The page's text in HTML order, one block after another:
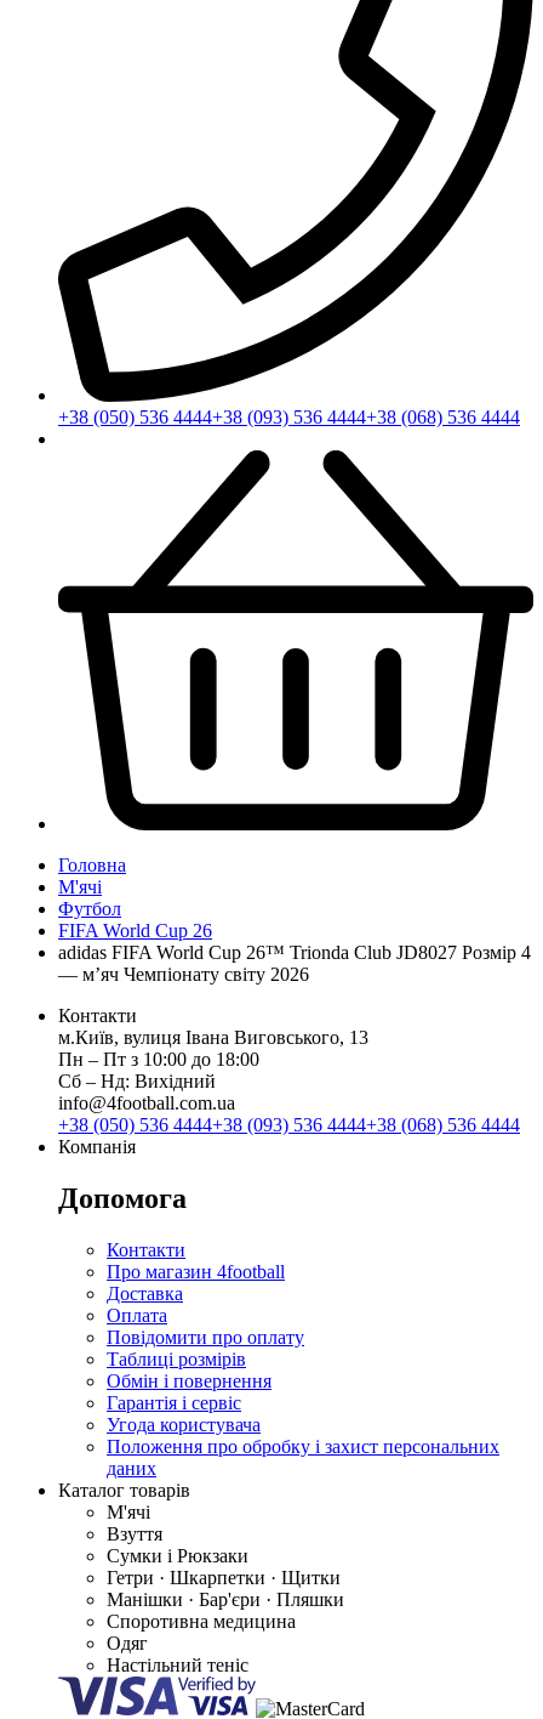
+38 (050) 536 4444+38 (093) 536 4444+38 (068) 536 4444
Головна
М'ячі
Футбол
FIFA World Cup 26
adidas FIFA World Cup 26™ Trionda Club JD8027 Розмір 4
— м’яч Чемпіонату світу 2026
Контакти
м.Київ, вулиця Івана Виговського, 13
Пн ‒ Пт з 10:00 до 18:00
Сб ‒ Нд: Вихідний
info@4football.com.ua
+38 (050) 536 4444+38 (093) 536 4444+38 (068) 536 4444
Компанія
Допомога
Контакти
Про магазин 4football
Доставка
Оплата
Повідомити про оплату
Таблиці розмірів
Обмін і повернення
Гарантія і сервіс
Угода користувача
Положення про обробку і захист персональних
даних
Каталог товарів
М'ячі
Взуття
Сумки і Рюкзаки
Гетри · Шкарпетки · Щитки
Манішки · Бар'єри · Пляшки
Споротивна медицина
Одяг
Настільний теніс